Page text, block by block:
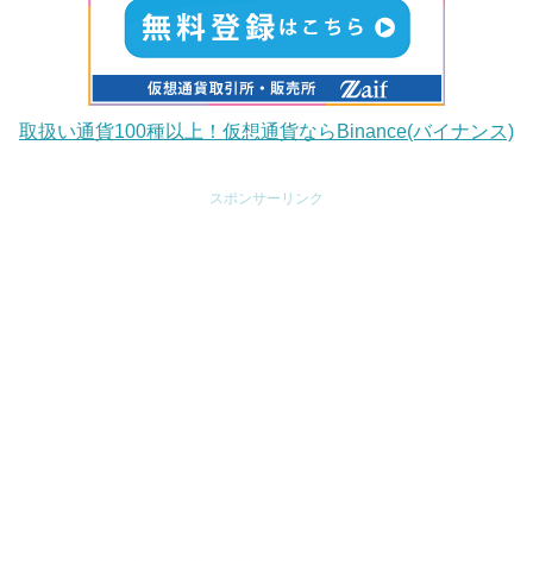
取扱い通貨100種以上！仮想通貨ならBinance(バイナンス)
スポンサーリンク